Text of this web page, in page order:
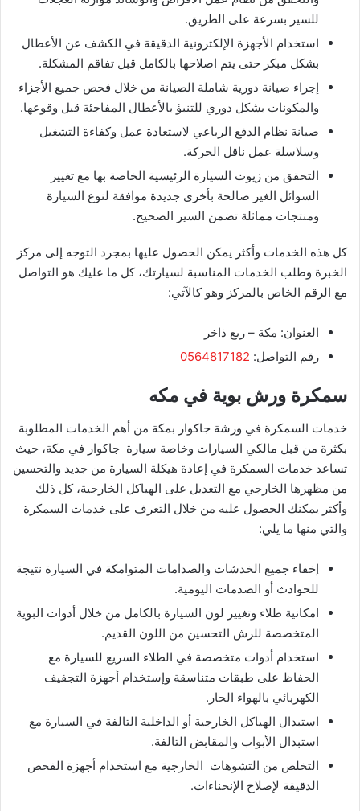
للسير بسرعة على الطريق.
استخدام الأجهزة الإلكترونية الدقيقة في الكشف عن الأعطال
بشكل مبكر حتى يتم اصلاحها بالكامل قبل تفاقم المشكلة.
إجراء صيانة دورية شاملة الصيانة من خلال فحص جميع الأجزاء
والمكونات بشكل دوري للتنبؤ بالأعطال المفاجئة قبل وقوعها.
صيانة نظام الدفع الرباعي لاستعادة عمل وكفاءة التشغيل
وسلاسلة عمل ناقل الحركة.
التحقق من زيوت السيارة الرئيسية الخاصة بها مع تغيير
السوائل الغير صالحة بأخرى جديدة موافقة لنوع السيارة
ومنتجات مماثلة تضمن السير الصحيح.
كل هذه الخدمات وأكثر يمكن الحصول عليها بمجرد التوجه إلى مركز
الخبرة وطلب الخدمات المناسبة لسيارتك، كل ما عليك هو التواصل
مع الرقم الخاص بالمركز وهو كالآتي:
​العنوان: مكة – ريع ذاخر
​رقم التواصل: 0564817182
سمكرة ورش بوية في مكه
خدمات السمكرة في ورشة جاكوار بمكة من أهم الخدمات المطلوبة
بكثرة من قبل مالكي السيارات وخاصة سيارة جاكوار في مكة، حيث
تساعد خدمات السمكرة في إعادة هيكلة السيارة من جديد والتحسين
من مظهرها الخارجي مع التعديل على الهياكل الخارجية، كل ذلك
وأكثر يمكنك الحصول عليه من خلال التعرف على خدمات السمكرة
والتي منها ما يلي:
إخفاء جميع الخدشات والصدامات المتوامكة في السيارة نتيجة
للحوادث أو الصدمات اليومية.
امكانية طلاء وتغيير لون السيارة بالكامل من خلال أدوات البوية
المتخصصة للرش التحسين من اللون القديم.
استخدام أدوات متخصصة في الطلاء السريع للسيارة مع
الحفاظ على طبقات متناسقة وإستخدام أجهزة التجفيف
الكهربائي بالهواء الحار.
استبدال الهياكل الخارجية أو الداخلية التالفة في السيارة مع
استبدال الأبواب والمقابض التالفة.
التخلص من التشوهات الخارجية مع استخدام أجهزة الفحص
الدقيقة لإصلاح الإنحناءات.